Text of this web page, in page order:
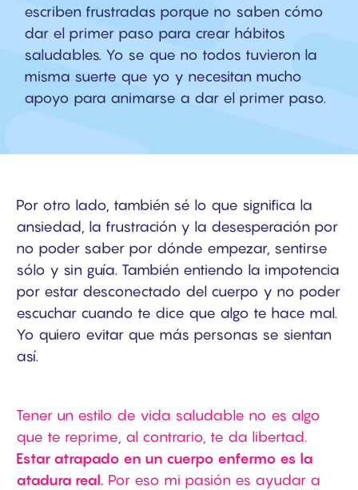
escriben frustradas porque no saben cómo
dar el primer paso para crear hábitos
saludables. Yo se que no todos tuvieron la
misma suerte que yo y necesitan mucho
apoyo para animarse a dar el primer paso.
Por otro lado, también sé lo que significa la
ansiedad, la frustración y la desesperación por
no poder saber por dónde empezar, sentirse
sólo y sin guía. También entiendo la impotencia
por estar desconectado del cuerpo y no poder
escuchar cuando te dice que algo te hace mal.
Yo quiero evitar que más personas se sientan
así.
Tener un estilo de vida saludable no es algo
que te reprime, al contrario, te da libertad.
Estar atrapado en un cuerpo enfermo es la
atadura real. Por eso mi pasión es ayudar a